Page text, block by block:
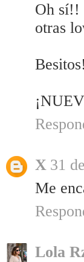
Oh sí!!
otras
X 31
Me
Lola